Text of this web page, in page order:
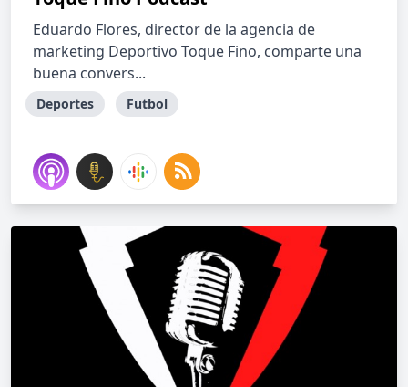
Eduardo Flores, director de la agencia de
marketing Deportivo Toque Fino, comparte una
buena convers...
Deportes Futbol